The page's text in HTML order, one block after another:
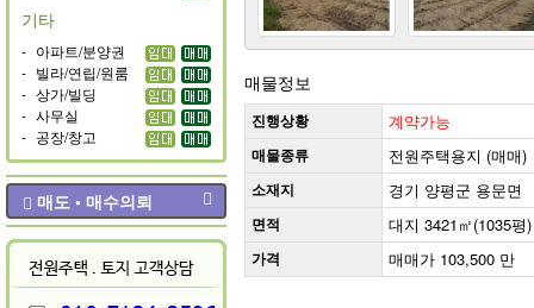
기타
- 아파트/분양권
- 빌라/연립/원룸
- 상가/빌딩
- 사무실
- 공장/창고
매도 • 매수의뢰
매물정보
진행상황 계약가능
매물종류 전원주택용지 (매매)
소재지 경기 양평군 용문면
면적 대지 3421㎡(1035평)
가격 매매가 103,500 만